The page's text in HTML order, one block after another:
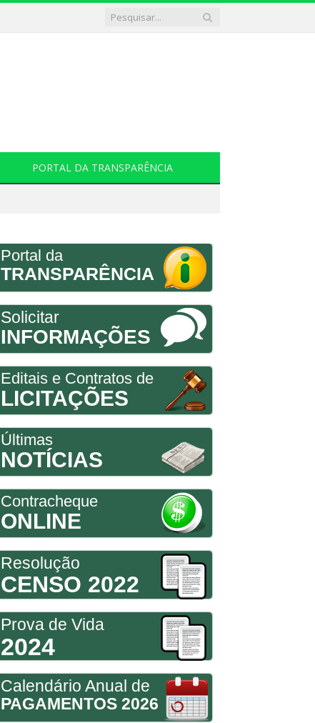
PORTAL DA TRANSPARÊNCIA
Portal da
TRANSPARÊNCIA
Solicitar
INFORMAÇÕES
Editais e Contratos de
LICITAÇÕES
Últimas
NOTÍCIAS
Contracheque
ONLINE
Resolução
CENSO 2022
Prova de Vida
2024
Calendário Anual de
PAGAMENTOS 2026